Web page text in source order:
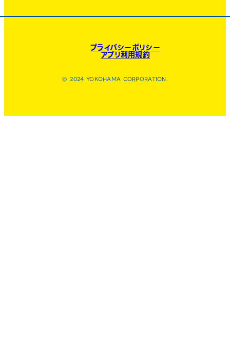
プライバシーポリシー
アプリ利用規約
© 2024 YOKOHAMA CORPORATION.